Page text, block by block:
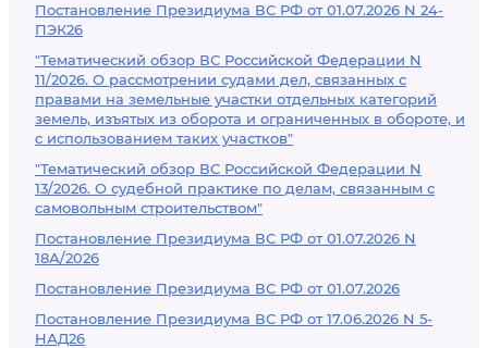
Постановление Президиума ВС РФ от 01.07.2026 N 24-
ПЭК26
"Тематический обзор ВС Российской Федерации N
11/2026. О рассмотрении судами дел, связанных с
правами на земельные участки отдельных категорий
земель, изъятых из оборота и ограниченных в обороте, и
с использованием таких участков"
"Тематический обзор ВС Российской Федерации N
13/2026. О судебной практике по делам, связанным с
самовольным строительством"
Постановление Президиума ВС РФ от 01.07.2026 N
18А/2026
Постановление Президиума ВС РФ от 01.07.2026
Постановление Президиума ВС РФ от 17.06.2026 N 5-
НАД26